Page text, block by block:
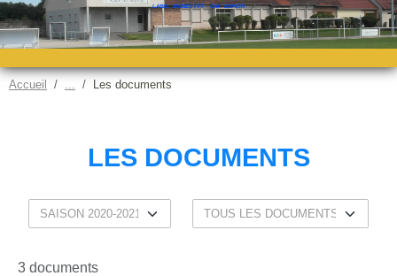
LABEL JEUNES FFF - CAT. ESPOIR
Accueil Les documents
LES DOCUMENTS
3 documents